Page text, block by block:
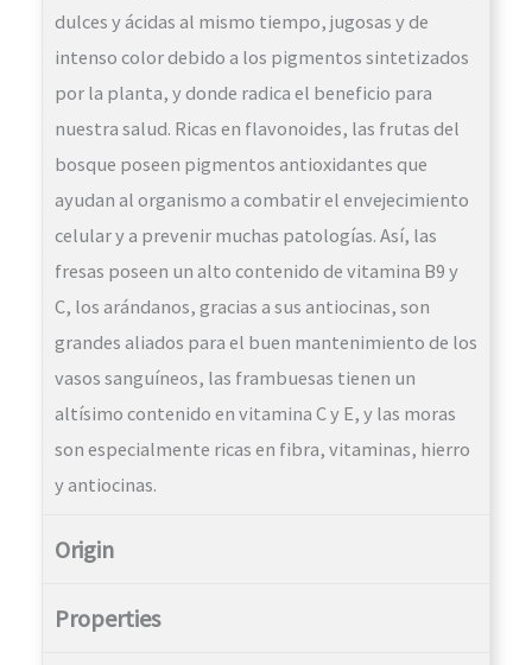
dulces y ácidas al mismo tiempo, jugosas y de
intenso color debido a los pigmentos sintetizados
por la planta, y donde radica el beneficio para
nuestra salud. Ricas en flavonoides, las frutas del
bosque poseen pigmentos antioxidantes que
ayudan al organismo a combatir el envejecimiento
celular y a prevenir muchas patologías. Así, las
fresas poseen un alto contenido de vitamina B9 y
C, los arándanos, gracias a sus antiocinas, son
grandes aliados para el buen mantenimiento de los
vasos sanguíneos, las frambuesas tienen un
altísimo contenido en vitamina C y E, y las moras
son especialmente ricas en fibra, vitaminas, hierro
y antiocinas.
Origin
Properties